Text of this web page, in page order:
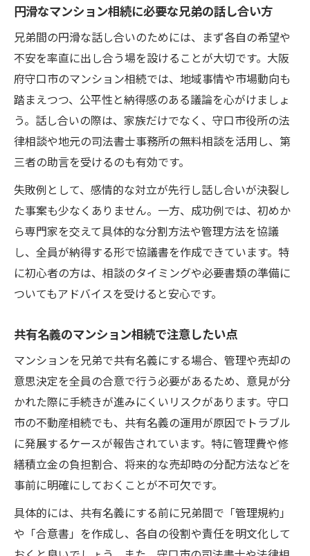
用術
マンション相続の分割協議をスムーズにす
るポイント
マンション相続のトラブルを回避する大阪
での手法
無料相談を通じた兄弟間相続の安心対策
マンション相続の無料相談が兄弟間の不安
兄弟で行うマンション相続の相談活用ポイ
ント
無料相談を活かしたマンション相続手続き
の進め方
守口市で受けられるマンション相続無料相
マンション相続無料相談の役割とメリット
を解説
円滑なマンション相続に必要な兄弟の話し合い方
兄弟間の円滑な話し合いのためには、まず各自の希望や
不安を率直に出し合う場を設けることが大切です。大阪
府守口市のマンション相続では、地域事情や市場動向も
踏まえつつ、公平性と納得感のある議論を心がけましょ
う。話し合いの際は、家族だけでなく、守口市役所の法
律相談や地元の司法書士事務所の無料相談を活用し、第
三者の助言を受けるのも有効です。
失敗例として、感情的な対立が先行し話し合いが決裂し
た事案も少なくありません。一方、成功例では、初めか
ら専門家を交えて具体的な分割方法や管理方法を協議
し、全員が納得する形で協議書を作成できています。特
に初心者の方は、相談のタイミングや必要書類の準備に
ついてもアドバイスを受けると安心です。
共有名義のマンション相続で注意したい点
マンションを兄弟で共有名義にする場合、管理や売却の
意思決定を全員の合意で行う必要があるため、意見が分
かれた際に手続きが進みにくいリスクがあります。守口
市の不動産相続でも、共有名義の運用が原因でトラブル
に発展するケースが報告されています。特に管理費や修
繕積立金の負担割合、将来的な売却時の分配方法などを
事前に明確にしておくことが不可欠です。
具体的には、共有名義にする前に兄弟間で「管理規約」
や「合意書」を作成し、各自の役割や責任を明文化して